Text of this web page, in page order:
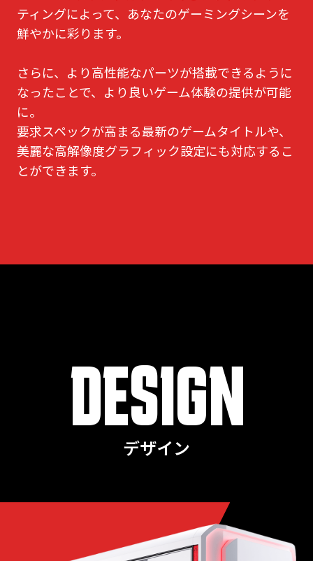
ティングによって、あなたのゲーミングシーンを
鮮やかに彩ります。
さらに、より高性能なパーツが搭載できるように
なったことで、より良いゲーム体験の提供が可能
に。
要求スペックが高まる最新のゲームタイトルや、
美麗な高解像度グラフィック設定にも対応するこ
とができます。
DESIGN
デザイン